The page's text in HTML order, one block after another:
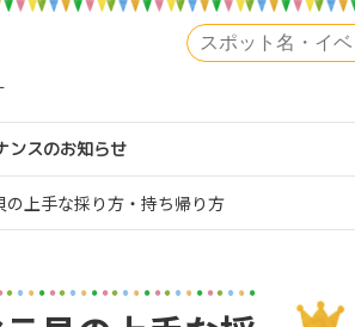
スのお知らせ
上手な採り方・持ち帰り方